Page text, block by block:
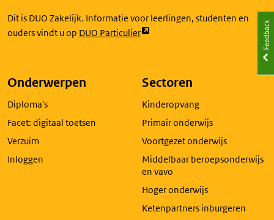
Dit is DUO Zakelijk. Informatie voor leerlingen, studenten en
ouders vindt u op DUO Particulier
Link
in
nieuw
Onderwerpen
Diploma's
Facet: digitaal toetsen
Verzuim
Inloggen
Sectoren
Kinderopvang
Primair onderwijs
Voortgezet onderwijs
Middelbaar beroepsonderwijs
en vavo
Hoger onderwijs
Ketenpartners inburgeren
Feedback